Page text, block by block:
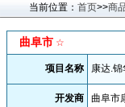
当前位置： 首页>>商
曲阜市 ☆
项目名称 康达.锦
开发商 曲阜市